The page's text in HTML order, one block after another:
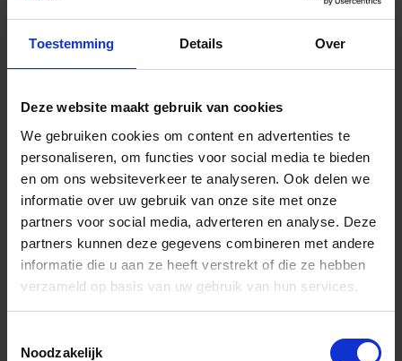
Toestemming Details Over
Deze website maakt gebruik van cookies
We gebruiken cookies om content en advertenties te
personaliseren, om functies voor social media te bieden
en om ons websiteverkeer te analyseren. Ook delen we
informatie over uw gebruik van onze site met onze
partners voor social media, adverteren en analyse. Deze
partners kunnen deze gegevens combineren met andere
informatie die u aan ze heeft verstrekt of die ze hebben
verzameld op basis van uw gebruik van hun services.
Noodzakelijk
Machine onderstellen
Machineonderdelen